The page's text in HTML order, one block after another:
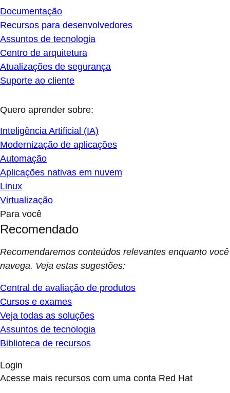
Documentação
Recursos para desenvolvedores
Assuntos de tecnologia
Centro de arquitetura
Atualizações de segurança
Suporte ao cliente
Quero aprender sobre:
Inteligência Artificial (IA)
Modernização de aplicações
Automação
Aplicações nativas em nuvem
Linux
Virtualização
Para você
Recomendado
Recomendaremos conteúdos relevantes enquanto você
navega. Veja estas sugestões:
Central de avaliação de produtos
Cursos e exames
Veja todas as soluções
Assuntos de tecnologia
Biblioteca de recursos
Login
Acesse mais recursos com uma conta Red Hat